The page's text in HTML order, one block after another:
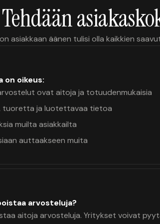
Tehdään
asiakkaan äänen tulisi olla kaikkien
on oikeus:
ovat aitoja ja totuudenmukaisia
tuoretta ja luotettavaa tietoa
muilta asiakkailta
auttaakseen muita
arvosteluja?
aitoja arvosteluja. Yritykset voivat